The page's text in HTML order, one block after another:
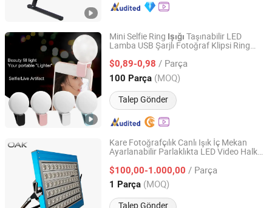
Mini Selfie Ring Işığı Taşınabilir LED
Lamba USB Şarjlı Fotoğraf Klipsi Ring
$0,89-0,98 / Parça
100 Parça (MOQ)
Talep Gönder
Shenzhen Hisdon Technology Co.,Ltd,
Guangdong, China Fiyat 2016
Kare Fotoğrafçılık Canlı Işık İç Mekan
Ayarlanabilir Parlaklıkta LED Video Halka
$100,00-1.000,00 / Parça
1 Parça (MOQ)
Talep Gönder
Oak Led Co. Ltd
Guangdong, China Fiyat 2024